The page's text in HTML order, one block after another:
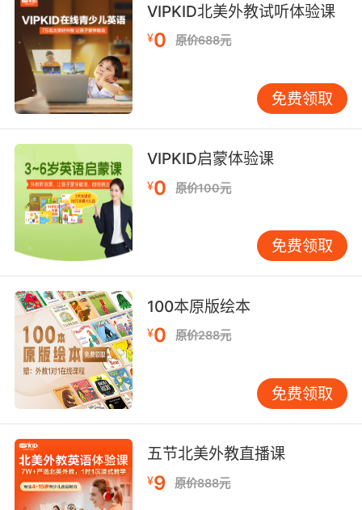
每次你穿高跟鞋 都让我觉得矮人一等 小松饼
7. When you think of growing up, the ell and
taste of an amazing crumpet, it never leaves
you.
VIPKID北美外教试听体验课
¥0 原价688元
免费领取
VIPKID启蒙体验课
¥0 原价100元
免费领取
100本原版绘本
¥0 原价288元
免费领取
五节北美外教直播课
¥9 原价888元